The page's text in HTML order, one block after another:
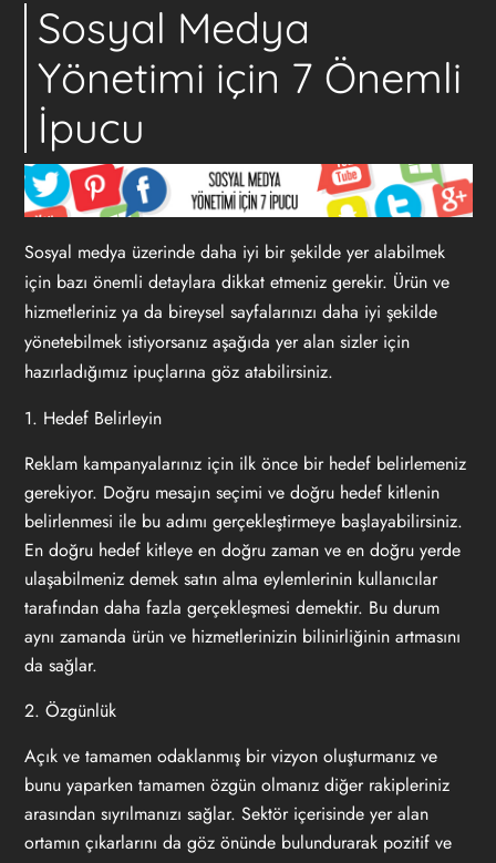
Sosyal Medya
Yönetimi için 7 Önemli
İpucu
Sosyal medya üzerinde daha iyi bir şekilde yer alabilmek
için bazı önemli detaylara dikkat etmeniz gerekir. Ürün ve
hizmetleriniz ya da bireysel sayfalarınızı daha iyi şekilde
yönetebilmek istiyorsanız aşağıda yer alan sizler için
hazırladığımız ipuçlarına göz atabilirsiniz.
1. Hedef Belirleyin
Reklam kampanyalarınız için ilk önce bir hedef belirlemeniz
gerekiyor. Doğru mesajın seçimi ve doğru hedef kitlenin
belirlenmesi ile bu adımı gerçekleştirmeye başlayabilirsiniz.
En doğru hedef kitleye en doğru zaman ve en doğru yerde
ulaşabilmeniz demek satın alma eylemlerinin kullanıcılar
tarafından daha fazla gerçekleşmesi demektir. Bu durum
aynı zamanda ürün ve hizmetlerinizin bilinirliğinin artmasını
da sağlar.
2. Özgünlük
Açık ve tamamen odaklanmış bir vizyon oluşturmanız ve
bunu yaparken tamamen özgün olmanız diğer rakipleriniz
arasından sıyrılmanızı sağlar. Sektör içerisinde yer alan
ortamın çıkarlarını da göz önünde bulundurarak pozitif ve